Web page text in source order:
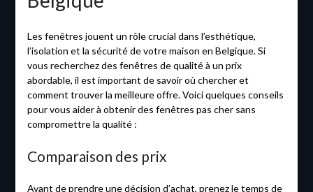
Les fenêtres jouent un rôle crucial dans l’esthétique,
l’isolation et la sécurité de votre maison en Belgique. Si
vous recherchez des fenêtres de qualité à un prix
abordable, il est important de savoir où chercher et
comment trouver la meilleure offre. Voici quelques conseils
pour vous aider à obtenir des fenêtres pas cher sans
compromettre la qualité :
Comparaison des prix
Avant de prendre une décision d’achat, prenez le temps de